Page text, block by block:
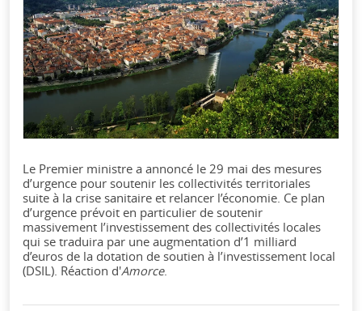
Le Premier ministre a annoncé le 29 mai des mesures
d’urgence pour soutenir les collectivités territoriales
suite à la crise sanitaire et relancer l’économie. Ce plan
d’urgence prévoit en particulier de soutenir
massivement l’investissement des collectivités locales
qui se traduira par une augmentation d’1 milliard
d’euros de la dotation de soutien à l’investissement local
(DSIL). Réaction d'Amorce.